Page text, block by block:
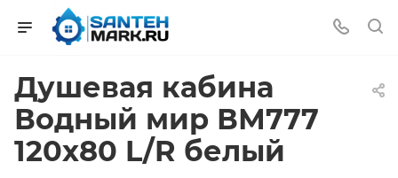
Душевая кабина
Водный мир ВМ777
120х80 L/R белый